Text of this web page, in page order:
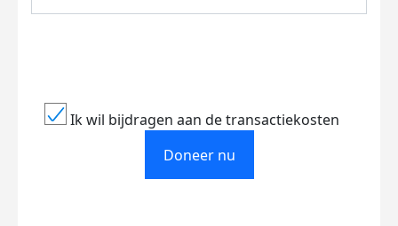
Ik wil bijdragen aan de transactiekosten
Doneer nu